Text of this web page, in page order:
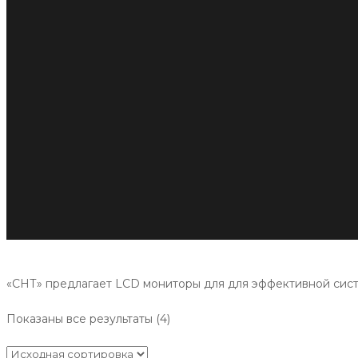
«СНТ» предлагает LCD мониторы для для эффективной
Показаны все результаты (4)